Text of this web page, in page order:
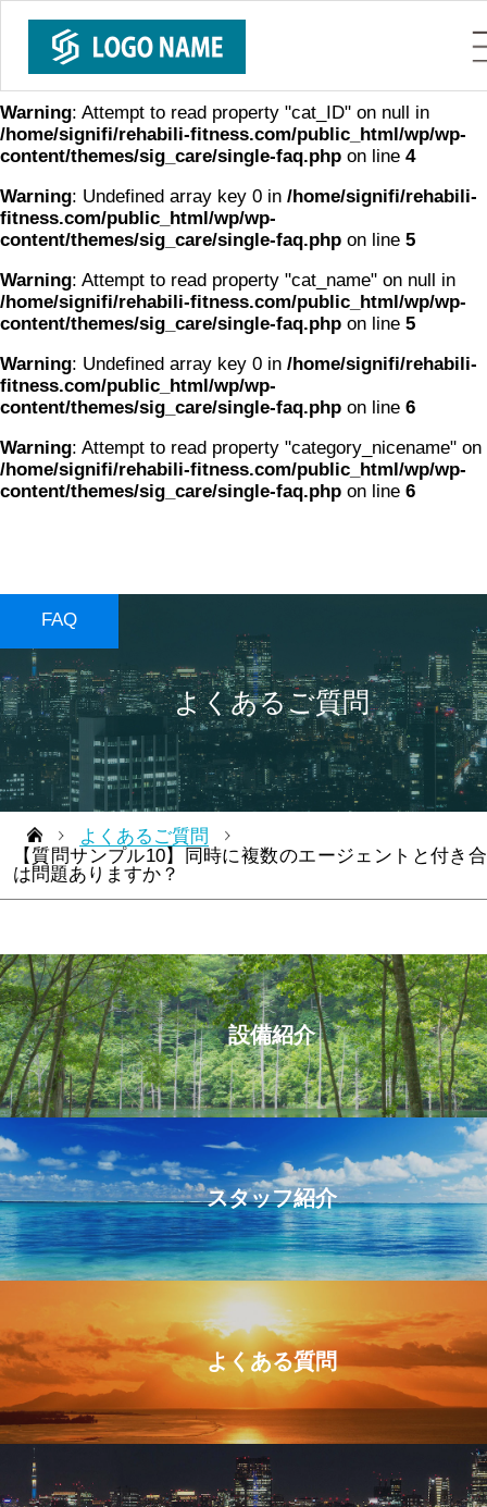
Warning: Undefined array key 0 in
/home/signifi/rehabili-
fitness.com/public_html/wp/wp-
content/themes/sig_care/single-faq.php
Warning: Attempt to read property "cat_ID" on null in
/home/signifi/rehabili-fitness.com/public_html/wp/wp-
content/themes/sig_care/single-faq.php on line 4
Warning: Undefined array key 0 in /home/signifi/rehabili-
fitness.com/public_html/wp/wp-
content/themes/sig_care/single-faq.php on line 5
Warning: Attempt to read property "cat_name" on null in
/home/signifi/rehabili-fitness.com/public_html/wp/wp-
content/themes/sig_care/single-faq.php on line 5
Warning: Undefined array key 0 in /home/signifi/rehabili-
fitness.com/public_html/wp/wp-
content/themes/sig_care/single-faq.php on line 6
Warning: Attempt to read property "category_nicename" on
/home/signifi/rehabili-fitness.com/public_html/wp/wp-
content/themes/sig_care/single-faq.php on line 6
FAQ
よくあるご質問
よくあるご質問
【質問サンプル10】同時に複数のエージェントと付き
は問題ありますか？
設備紹介
スタッフ紹介
よくある質問